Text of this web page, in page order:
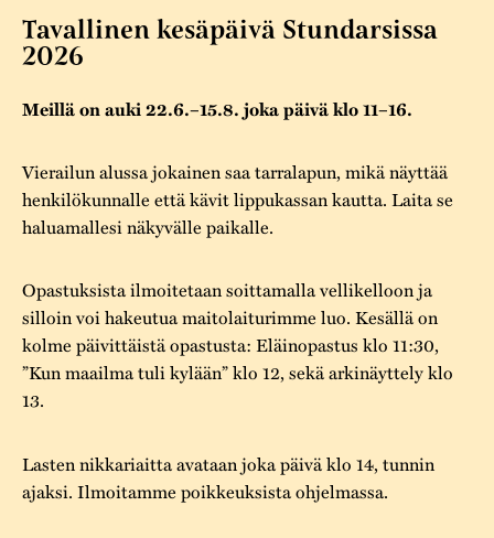
Vaellusreitti
Kestävä kehitys
Turvallisuus
Yhteystiedot
Varaa tilat
Jarl Hemmer
Rakennukset
Museokokoelmat
Museopedagogiikka
Projektit
YSTÄVÄT
Vuosikertomukset
Vuoden Gunnar
Tavallinen kesäpäivä Stundarsissa
2026
Meillä on auki 22.6.–15.8. joka päivä klo 11–16.
Vierailun alussa jokainen saa tarralapun, mikä näyttää
henkilökunnalle että kävit lippukassan kautta. Laita se
haluamallesi näkyvälle paikalle.
Opastuksista ilmoitetaan soittamalla vellikelloon ja
silloin voi hakeutua maitolaiturimme luo. Kesällä on
kolme päivittäistä opastusta: Eläinopastus klo 11:30,
”Kun maailma tuli kylään” klo 12, sekä arkinäyttely klo
13.
Lasten nikkariaitta avataan joka päivä klo 14, tunnin
ajaksi. Ilmoitamme poikkeuksista ohjelmassa.